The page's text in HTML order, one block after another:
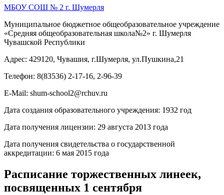
МБОУ СОШ № 2 г. Шумерля
Муниципальное бюджетное общеобразовательное учреждение
«Средняя общеобразовательная школа№2» г. Шумерля
Чувашской Республики
Адрес: 429120, Чувашия, г.Шумерля, ул.Пушкина,21
Телефон: 8(83536) 2-17-16, 2-96-39
E-Mail: shum-school2@rchuv.ru
Дата создания образовательного учреждения: 1932 год
Дата получения лицензии: 29 августа 2013 года
Дата получения свидетельства о государственной
аккредитации: 6 мая 2015 года
Расписание торжественных линеек,
посвященных 1 сентября